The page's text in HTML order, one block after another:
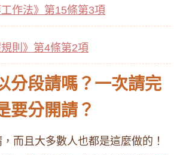
工作法》第15條第3項
規則》第4條第2項
分段請嗎？一次請完
要分開請？
而且大多數人也都是這麼做的！